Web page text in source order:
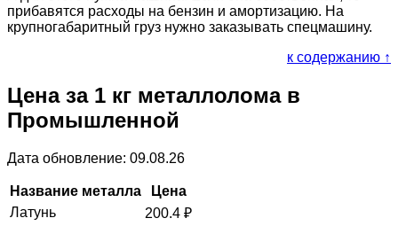
прибавятся расходы на бензин и амортизацию. На
крупногабаритный груз нужно заказывать спецмашину.
к содержанию ↑
Цена за 1 кг металлолома в
Промышленной
Дата обновление: 09.08.26
Название металла
Цена
Латунь
200.4 ₽